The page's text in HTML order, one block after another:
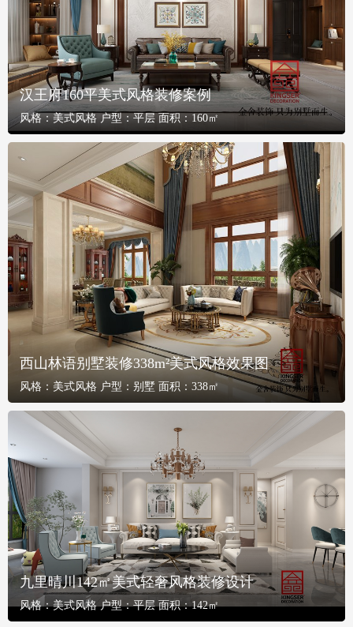
汉王府160平美式风格装修案例
风格： 美式风格 户型： 平层 面积： 160㎡
西山林语别墅装修338m²美式风格效果图
风格： 美式风格 户型： 别墅 面积： 338㎡
九里晴川142㎡美式轻奢风格装修设计
风格：美式风格 户型：平层 面积：142㎡